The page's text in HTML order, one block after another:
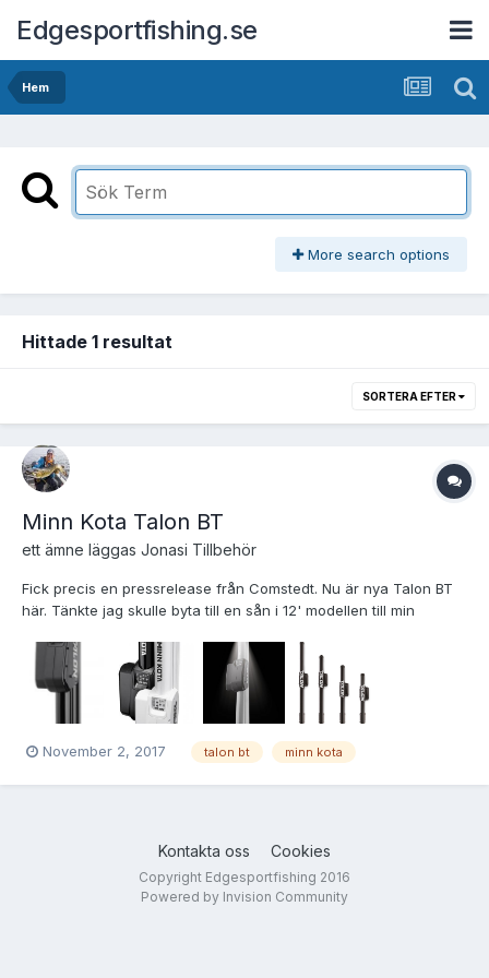
Edgesportfishing.se
Hem
More search options
Hittade 1 resultat
SORTERA EFTER
Minn Kota Talon BT
ett ämne läggas Jonasi Tillbehör
Fick precis en pressrelease från Comstedt. Nu är nya Talon BT
här. Tänkte jag skulle byta till en sån i 12' modellen till min
Talonfästet är det samma på nya och gamla modellen så en
uppgradering är enkel att genomföra. Minn Kota TAL...
November 2, 2017 talon bt minn kota
Kontakta oss Cookies
Copyright Edgesportfishing 2016
Powered by Invision Community